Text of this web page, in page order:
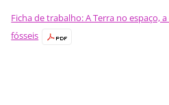
Ficha de trabalho: A Terra no espaço,
fósseis